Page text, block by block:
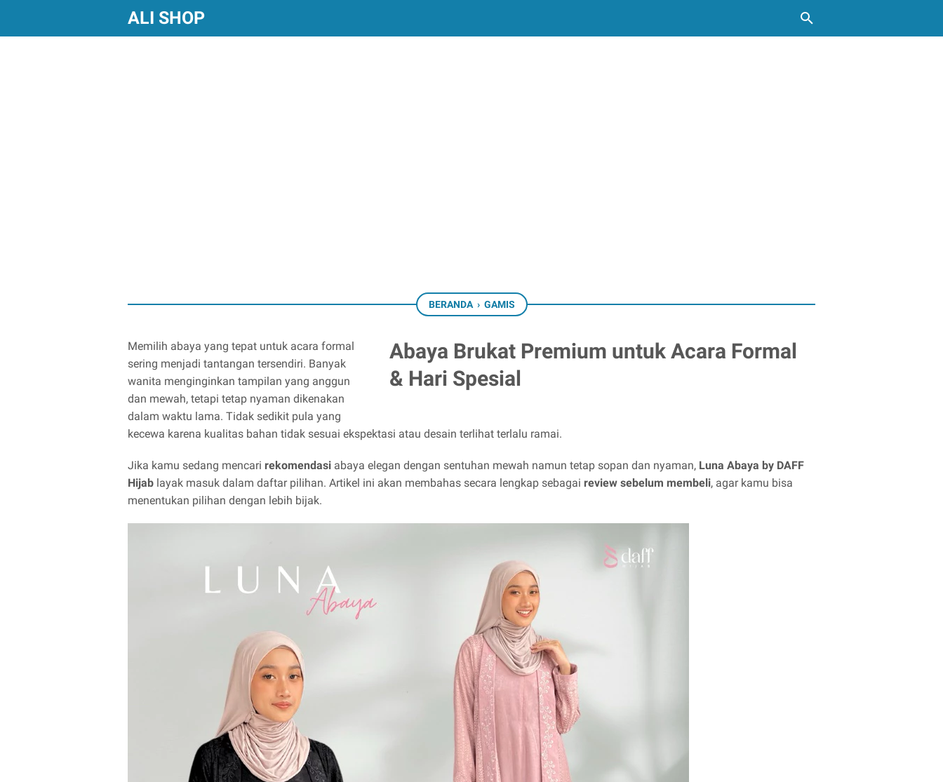
google-site-verification=LyNGgYZV1KvCDNvADyl39SzJM0T4DKDcaevS9qGpKqM
ALI SHOP
BERANDA › GAMIS
Abaya Brukat Premium untuk Acara Formal
& Hari Spesial
Memilih abaya yang tepat untuk acara formal
sering menjadi tantangan tersendiri. Banyak
wanita menginginkan tampilan yang anggun
dan mewah, tetapi tetap nyaman dikenakan
dalam waktu lama. Tidak sedikit pula yang
kecewa karena kualitas bahan tidak sesuai ekspektasi atau desain terlihat terlalu ramai.
Jika kamu sedang mencari rekomendasi abaya elegan dengan sentuhan mewah namun tetap sopan dan nyaman, Luna Abaya by DAFF
Hijab layak masuk dalam daftar pilihan. Artikel ini akan membahas secara lengkap sebagai review sebelum membeli, agar kamu bisa
menentukan pilihan dengan lebih bijak.